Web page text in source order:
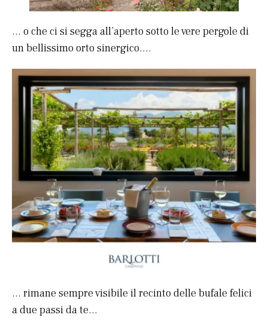
… o che ci si segga all’aperto sotto le vere pergole di
un bellissimo orto sinergico….
… rimane sempre visibile il recinto delle bufale felici
a due passi da te…